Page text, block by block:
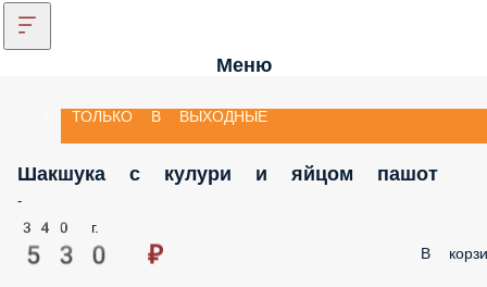
Меню
ТОЛЬКО В ВЫХОДНЫЕ
Шакшука с кулури и яйцом пашот
-
340 г.
530 ₽ В